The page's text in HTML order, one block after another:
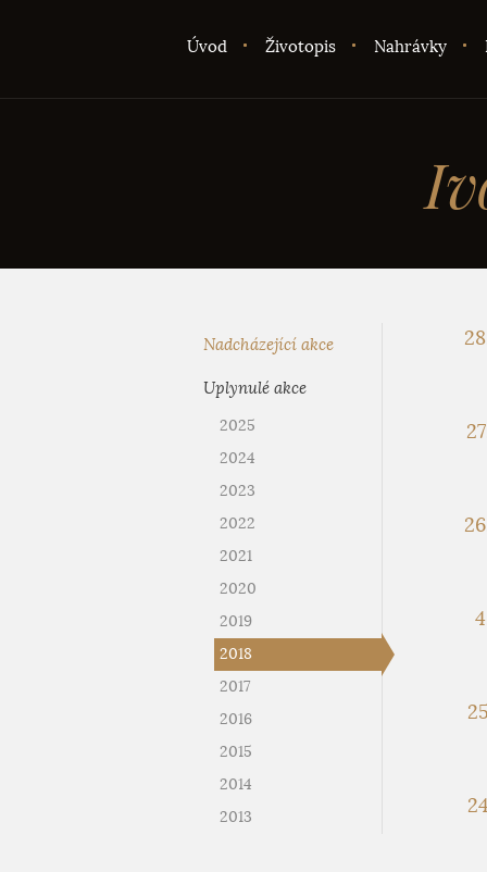
Úvod Životopis Nahrávky
Nadcházející akce
Uplynulé akce
2025
2024
2023
2022
2021
2020
2019
2018
2017
2016
2015
2014
2013